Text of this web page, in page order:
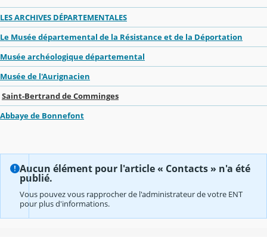
LES ARCHIVES DÉPARTEMENTALES
Le Musée départemental de la Résistance et de la Déportation
Musée archéologique départemental
Musée de l'Aurignacien
Saint-Bertrand de Comminges
Abbaye de Bonnefont
Aucun élément pour l'article « Contacts » n'a été
publié.
Vous pouvez vous rapprocher de l'administrateur de votre ENT
pour plus d'informations.